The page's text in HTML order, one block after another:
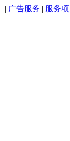
| 广告服务 | 服务